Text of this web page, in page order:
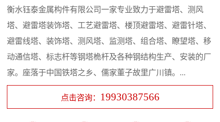
衡水钰泰金属构件有限公司一家专业致力于避雷塔、测风
塔、避雷塔装饰塔、工艺避雷塔、楼顶避雷塔、避雷针塔、
避雷线塔、装饰塔、测风塔、监测塔、组合塔、瞭望塔、移
动通信塔、标志杆等钢塔桅杆及各种钢结构生产、安装的厂
家。座落于中国铁塔之乡、儒家董子故里广川镇。...
点击咨询： 19930387566